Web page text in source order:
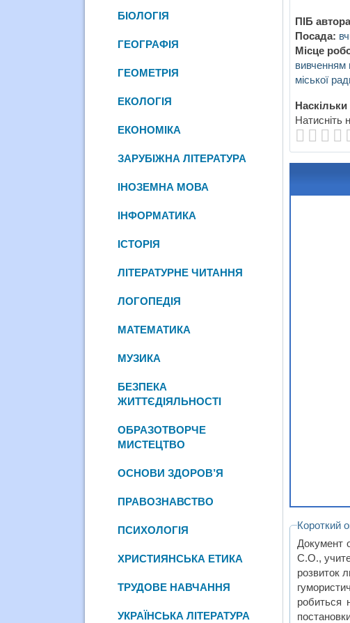
ПІБ
Посада:
Місце
вивченням
міської
Натисніть
Короткий
Документ
С.О.,
розвиток
робиться
БІОЛОГІЯ
ГЕОГРАФІЯ
ГЕОМЕТРІЯ
ЕКОЛОГІЯ
ЕКОНОМІКА
ЗАРУБІЖНА ЛІТЕРАТУРА
ІНОЗЕМНА МОВА
ІНФОРМАТИКА
ІСТОРІЯ
ЛІТЕРАТУРНЕ ЧИТАННЯ
ЛОГОПЕДІЯ
МАТЕМАТИКА
МУЗИКА
БЕЗПЕКА
ЖИТТЄДІЯЛЬНОСТІ
ОБРАЗОТВОРЧЕ
МИСТЕЦТВО
ОСНОВИ ЗДОРОВ’Я
ПРАВОЗНАВСТВО
ПСИХОЛОГІЯ
ХРИСТИЯНСЬКА ЕТИКА
ТРУДОВЕ НАВЧАННЯ
УКРАЇНСЬКА ЛІТЕРАТУРА